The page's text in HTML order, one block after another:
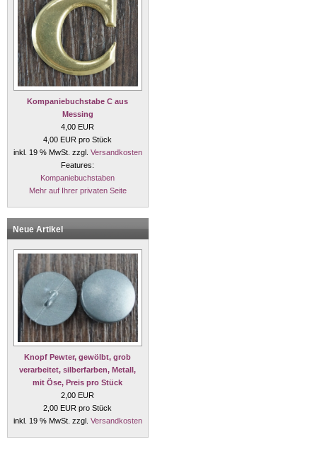
Kompaniebuchstabe C aus
Messing
4,00 EUR
4,00 EUR pro Stück
inkl. 19 % MwSt. zzgl. Versandkosten
Features:
Kompaniebuchstaben
Mehr auf Ihrer privaten Seite
Neue Artikel
Knopf Pewter, gewölbt, grob
verarbeitet, silberfarben, Metall,
mit Öse, Preis pro Stück
2,00 EUR
2,00 EUR pro Stück
inkl. 19 % MwSt. zzgl. Versandkosten